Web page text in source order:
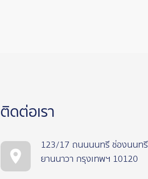
ติดต่อเรา
123/17 ถนนนนทรี ช่องนนทรี
ยานนาวา กรุงเทพฯ 10120